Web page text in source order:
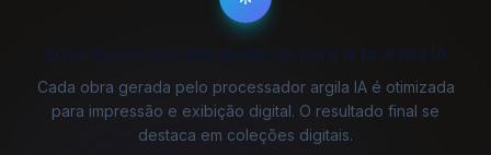
Exportações em alta definição para arte argila IA
Cada obra gerada pelo processador argila IA é otimizada
para impressão e exibição digital. O resultado final se
destaca em coleções digitais.